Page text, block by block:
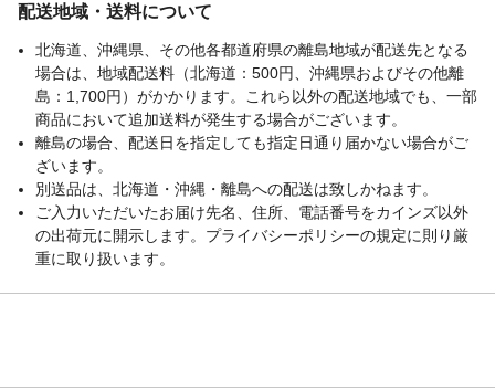
配送地域・送料について
北海道、沖縄県、その他各都道府県の離島地域が配送先となる
場合は、地域配送料（北海道：500円、沖縄県およびその他離
島：1,700円）がかかります。これら以外の配送地域でも、一部
商品において追加送料が発生する場合がございます。
離島の場合、配送日を指定しても指定日通り届かない場合がご
ざいます。
別送品は、北海道・沖縄・離島への配送は致しかねます。
ご入力いただいたお届け先名、住所、電話番号をカインズ以外
の出荷元に開示します。プライバシーポリシーの規定に則り厳
重に取り扱います。